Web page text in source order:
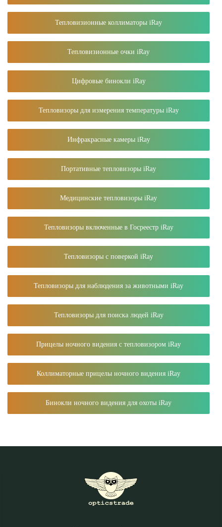
Тепловизионные коллиматоры iRay
Тепловизионные очки iRay
Цифровые бинокли iRay
Тепловизоры для измерения температуры iRay
Инфракрасные камеры iRay
Портативные тепловизоры iRay
Медицинские тепловизоры iRay
Тепловизоры включенные в Госреестр iRay
Тепловизоры с поверкой iRay
Тепловизоры для наблюдения за животными iRay
Тепловизоры для поиска людей iRay
Прицелы ночного видения с тепловизором iRay
Коллиматорные прицелы ночного видения iRay
Бинокли ночного видения для охоты iRay